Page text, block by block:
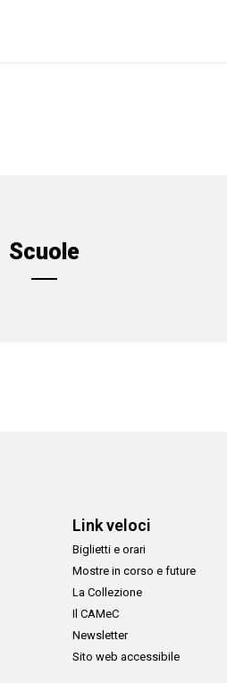
Scuole
Link veloci
Biglietti e orari
Mostre in corso e future
La Collezione
Il CAMeC
Newsletter
Sito web accessibile